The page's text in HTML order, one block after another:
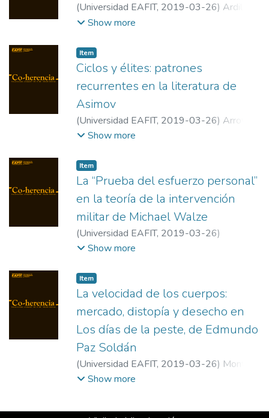
(Universidad EAFIT, 2019-03-26) Ardila J,
Clemencia;Universidad EAFIT
Show more
Item
Ciclos y élites: patrones
recurrentes en la literatura de
Asimov
(Universidad EAFIT, 2019-03-26) Arroyo,
Jose Luis;Universidad de Sevilla
Show more
Item
La “Prueba del esfuerzo personal”
en la teoría de la intervención
militar de Michael Walze
(Universidad EAFIT, 2019-03-26)
Paradela, Miguel
Show more
Item
La velocidad de los cuerpos:
mercado, distopía y desecho en
Los días de la peste, de Edmundo
Paz Soldán
(Universidad EAFIT, 2019-03-26) Montoya
Juárez, Jesús;Universidad de Murcia
Show more